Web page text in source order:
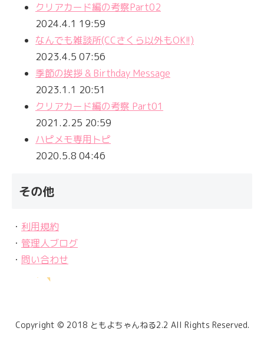
クリアカード編の考察Part02
2024.4.1 19:59
なんでも雑談所(CCさくら以外もOK!!)
2023.4.5 07:56
季節の挨拶 & Birthday Message
2023.1.1 20:51
クリアカード編の考察 Part01
2021.2.25 20:59
ハピメモ専用トピ
2020.5.8 04:46
その他
・ 利用規約
・ 管理人ブログ
・ 問い合わせ
Copyright © 2018 ともよちゃんねる2.2 All Rights Reserved.